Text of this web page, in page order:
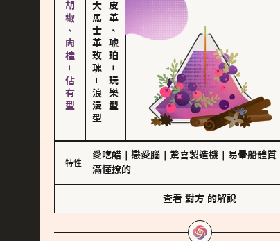
胡椒、肉桂－佔有型 大馬士革玫瑰
－
浪漫型
皮革、琥珀
－
玩樂型
特性
愛吃醋 戀愛腦 驚喜製造機 易暈船體質
滿懂撩的
查看 對方 的解說